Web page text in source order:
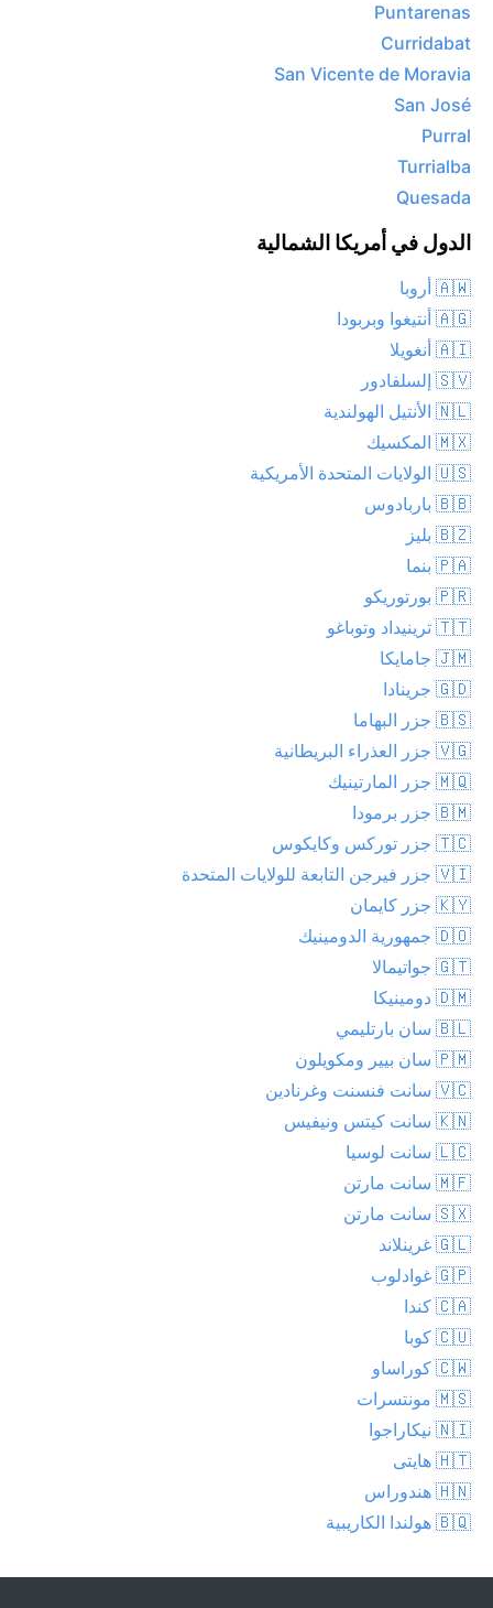
Puntarenas
Curridabat
San Vicente de Moravia
San José
Purral
Turrialba
Quesada
الدول في أمريكا الشمالية
🇦🇼 أروبا
🇦🇬 أنتيغوا وبربودا
🇦🇮 أنغويلا
🇸🇻 إلسلفادور
🇳🇱 الأنتيل الهولندية
🇲🇽 المكسيك
🇺🇸 الولايات المتحدة الأمريكية
🇧🇧 باربادوس
🇧🇿 بليز
🇵🇦 بنما
🇵🇷 بورتوريكو
🇹🇹 ترينيداد وتوباغو
🇯🇲 جامايكا
🇬🇩 جرينادا
🇧🇸 جزر البهاما
🇻🇬 جزر العذراء البريطانية
🇲🇶 جزر المارتينيك
🇧🇲 جزر برمودا
🇹🇨 جزر توركس وكايكوس
🇻🇮 جزر فيرجن التابعة للولايات المتحدة
🇰🇾 جزر كايمان
🇩🇴 جمهورية الدومينيك
🇬🇹 جواتيمالا
🇩🇲 دومينيكا
🇧🇱 سان بارتليمي
🇵🇲 سان بيير ومكويلون
🇻🇨 سانت فنسنت وغرنادين
🇰🇳 سانت كيتس ونيفيس
🇱🇨 سانت لوسيا
🇲🇫 سانت مارتن
🇸🇽 سانت مارتن
🇬🇱 غرينلاند
🇬🇵 غوادلوب
🇨🇦 كندا
🇨🇺 كوبا
🇨🇼 كوراساو
🇲🇸 مونتسرات
🇳🇮 نيكاراجوا
🇭🇹 هايتى
🇭🇳 هندوراس
🇧🇶 هولندا الكاريبية